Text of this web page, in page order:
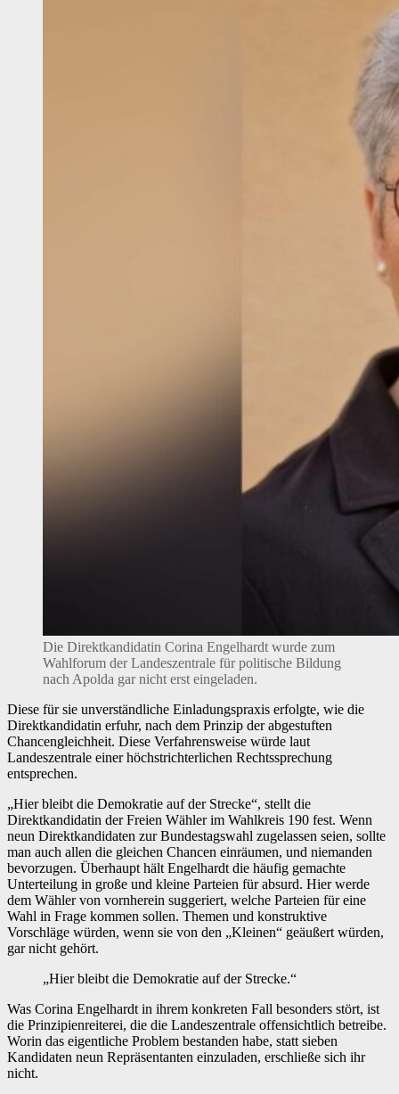
Die Direktkandidatin Corina Engelhardt wurde zum
Wahlforum der Landeszentrale für politische Bildung
nach Apolda gar nicht erst eingeladen.
Diese für sie unverständliche Einladungspraxis erfolgte, wie die
Direktkandidatin erfuhr, nach dem Prinzip der abgestuften
Chancengleichheit. Diese Verfahrensweise würde laut
Landeszentrale einer höchstrichterlichen Rechtssprechung
entsprechen.
„Hier bleibt die Demokratie auf der Strecke“, stellt die
Direktkandidatin der Freien Wähler im Wahlkreis 190 fest. Wenn
neun Direktkandidaten zur Bundestagswahl zugelassen seien, sollte
man auch allen die gleichen Chancen einräumen, und niemanden
bevorzugen. Überhaupt hält Engelhardt die häufig gemachte
Unterteilung in große und kleine Parteien für absurd. Hier werde
dem Wähler von vornherein suggeriert, welche Parteien für eine
Wahl in Frage kommen sollen. Themen und konstruktive
Vorschläge würden, wenn sie von den „Kleinen“ geäußert würden,
gar nicht gehört.
„Hier bleibt die Demokratie auf der Strecke.“
Was Corina Engelhardt in ihrem konkreten Fall besonders stört, ist
die Prinzipienreiterei, die die Landeszentrale offensichtlich betreibe.
Worin das eigentliche Problem bestanden habe, statt sieben
Kandidaten neun Repräsentanten einzuladen, erschließe sich ihr
nicht.